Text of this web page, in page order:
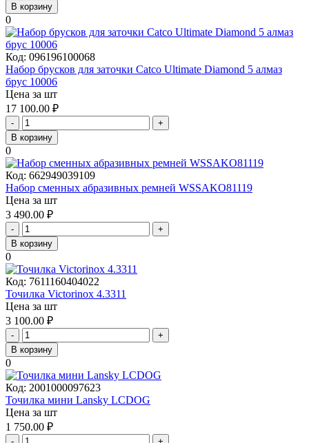
В корзину
0
Код: 096196100068
Набор брусков для заточки Catco Ultimate Diamond 5 алмаз
брус 10006
Цена за шт
17 100.00 ₽
-
+
В корзину
0
Код: 662949039109
Набор сменных абразивных ремней WSSAKO81119
Цена за шт
3 490.00 ₽
-
+
В корзину
0
Код: 7611160404022
Точилка Victorinox 4.3311
Цена за шт
3 100.00 ₽
-
+
В корзину
0
Код: 2001000097623
Точилка мини Lansky LCDOG
Цена за шт
1 750.00 ₽